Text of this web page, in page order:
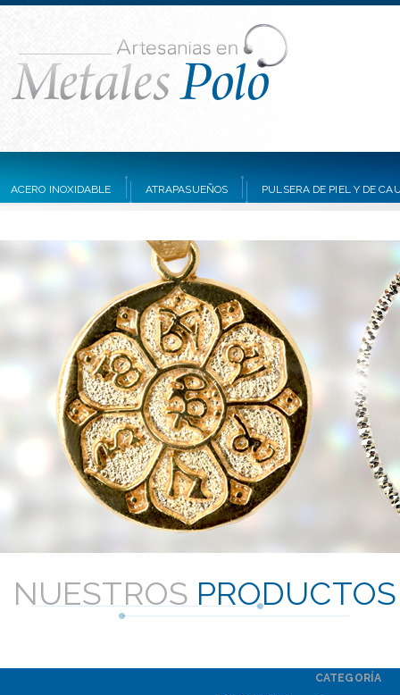
ACERO INOXIDABLE ATRAPASUEÑOS PULSERA DE PIEL Y DE
NUESTROS PRODUCTOS
CATEGORÍA